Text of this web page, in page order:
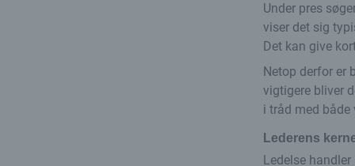
Under pres
viser det sig
Det kan give
Netop derfor er
vigtigere bliver
i tråd med
Lederens
Ledelse